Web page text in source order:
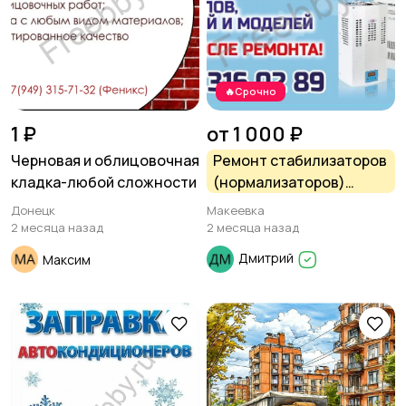
1 ₽
Черновая и облицовочная
кладка-любой сложности
Донецк
2 месяца назад
Максим
🔥Срочно
от 1 000 ₽
Ремонт стабилизаторов
(нормализаторов)
напряжения сети любых
типов, мощностей и
моделей.
Макеевка
2 месяца назад
Дмитрий